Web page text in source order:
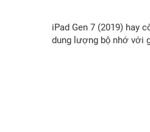
iPad Gen 7 (2019) hay
dung lượng bộ nhớ với